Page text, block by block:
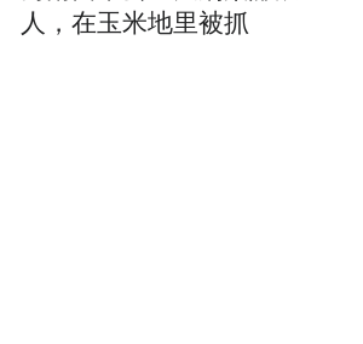
人，在玉米地里被抓